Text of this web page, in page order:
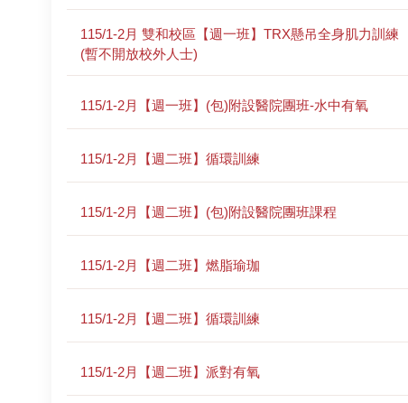
115/1-2月 雙和校區【週一班】TRX懸吊全身肌力訓練
(暫不開放校外人士)
115/1-2月【週一班】(包)附設醫院團班-水中有氧
115/1-2月【週二班】循環訓練
115/1-2月【週二班】(包)附設醫院團班課程
115/1-2月【週二班】燃脂瑜珈
115/1-2月【週二班】循環訓練
115/1-2月【週二班】派對有氧